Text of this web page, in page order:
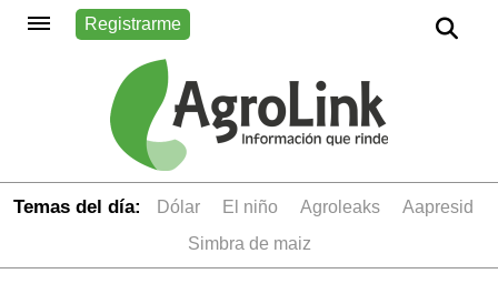
Registrarme
Temas del día: dólar el niño Agroleaks
aapresid
simbra de maiz